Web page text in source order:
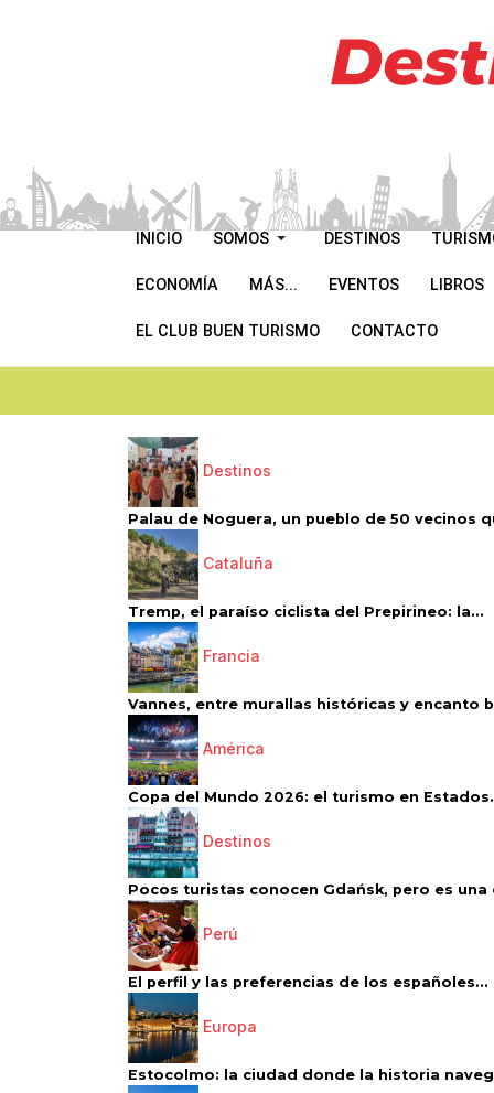
INICIO SOMOS DESTINOS
ECONOMÍA MÁS... EVENTOS LIBROS
EL CLUB BUEN TURISMO CONTACTO
Destinos
Palau de Noguera, un pueblo de 50 vecinos
Cataluña
Tremp, el paraíso ciclista del Prepirineo: la...
Francia
Vannes, entre murallas históricas y encanto
América
Copa del Mundo 2026: el turismo en
Destinos
Pocos turistas conocen Gdańsk, pero es una
Perú
El perfil y las preferencias de los españoles...
Europa
Estocolmo: la ciudad donde la historia